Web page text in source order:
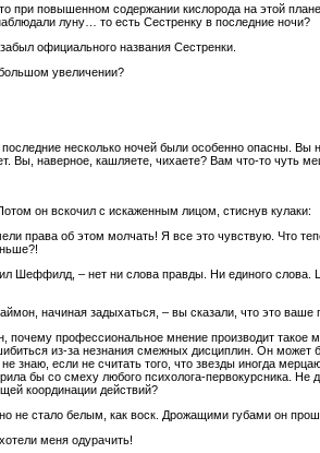
при повышенном содержании кислорода на этой
луну… то есть Сестренку в последние ночи?
официального названия Сестренки.
увеличении?
несколько ночей были особенно опасны. Вы
Вы, наверное, кашляете, чихаете? Вам что-то чуть
он вскочил с искаженным лицом, стиснув кулаки:
права об этом молчать! Я все это чувствую. Что
Шеффилд, – нет ни слова правды. Ни единого
начиная задыхаться, – вы сказали, что это
профессиональное мнение производит такое
из-за незнания смежных дисциплин. Он может
знаю, если не считать того, что звезды иногда
бы со смеху любого психолога-первокурсника.
координации действий?
не стало белым, как воск. Дрожащими губами он
меня одурачить!